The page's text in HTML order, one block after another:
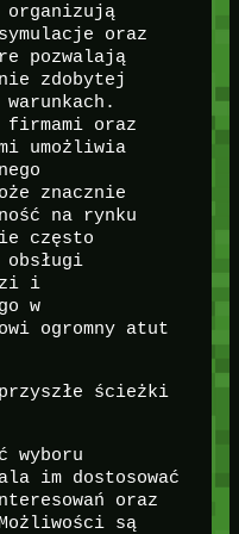
organizują
oraz
pozwalają
zdobytej
firmami oraz
umożliwia
znacznie
na rynku
często
i
w
ogromny atut
ścieżki
wyboru
im dostosować
oraz
są